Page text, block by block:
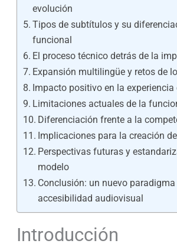
evolución
Tipos de subtítulos y su
funcional
El proceso técnico detrás de la
Expansión multilingüe y retos de
Impacto positivo en la experiencia
Limitaciones actuales de la
Diferenciación frente a la
Implicaciones para la creación
Perspectivas futuras y
modelo
Conclusión: un nuevo paradigma
accesibilidad audiovisual
Introducción